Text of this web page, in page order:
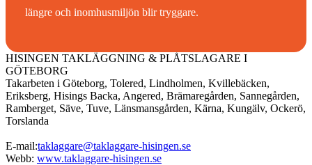
längre och inomhusmiljön blir tryggare.
HISINGEN TAKLÄGGNING & PLÅTSLAGARE I
GÖTEBORG
Takarbeten i Göteborg, Tolered, Lindholmen, Kvillebäcken,
Eriksberg, Hisings Backa, Angered, Brämaregården, Sannegården,
Ramberget, Säve, Tuve, Länsmansgården, Kärna, Kungälv, Ockerö,
Torslanda
E-mail:taklaggare@taklaggare-hisingen.se
Webb: www.taklaggare-hisingen.se